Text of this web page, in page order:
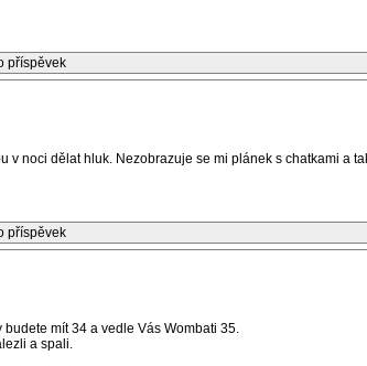
příspěvek
v noci dělat hluk. Nezobrazuje se mi plánek s chatkami a
příspěvek
mít 34 a vedle Vás Wombati 35.
a spali.